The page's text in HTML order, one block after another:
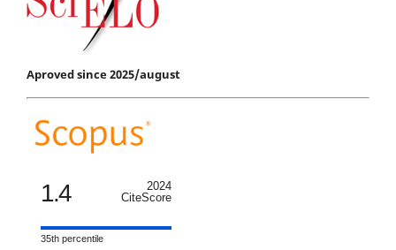
Aproved since 2025/august
1.4
2024
CiteScore
35th percentile